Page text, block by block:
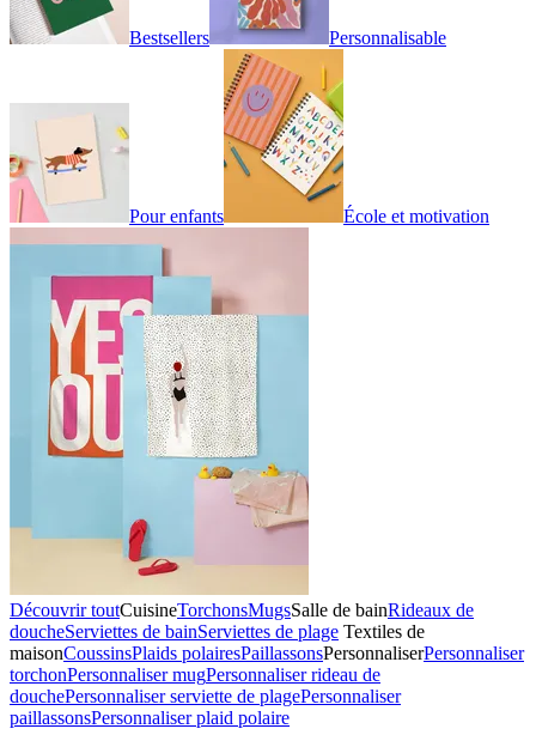
Bestsellers Personnalisable
Pour enfants École et motivation
Découvrir toutCuisineTorchonsMugsSalle de bainRideaux de
doucheServiettes de bainServiettes de plage Textiles de
maisonCoussinsPlaids polairesPaillassonsPersonnaliserPersonnaliser
torchonPersonnaliser mugPersonnaliser rideau de
douchePersonnaliser serviette de plagePersonnaliser
paillassonsPersonnaliser plaid polaire